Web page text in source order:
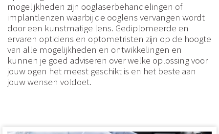
mogelijkheden zijn ooglaserbehandelingen of
implantlenzen waarbij de ooglens vervangen wordt
door een kunstmatige lens. Gediplomeerde en
ervaren opticiens en optometristen zijn op de hoogte
van alle mogelijkheden en ontwikkelingen en
kunnen je goed adviseren over welke oplossing voor
jouw ogen het meest geschikt is en het beste aan
jouw wensen voldoet.